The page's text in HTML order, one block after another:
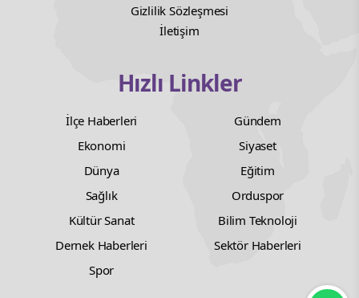
Gizlilik Sözleşmesi
İletişim
Hızlı Linkler
İlçe Haberleri
Gündem
Ekonomi
Siyaset
Dünya
Eğitim
Sağlık
Orduspor
Kültür Sanat
Bilim Teknoloji
Dernek Haberleri
Sektör Haberleri
Spor